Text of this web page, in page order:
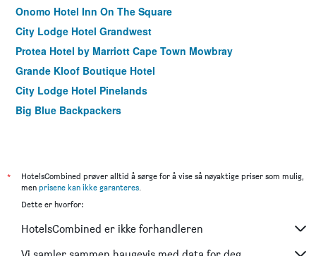
Onomo Hotel Inn On The Square
City Lodge Hotel Grandwest
Protea Hotel by Marriott Cape Town Mowbray
Grande Kloof Boutique Hotel
City Lodge Hotel Pinelands
Big Blue Backpackers
Bluebottle Guesthouse
Never at Home Green Point
Garden Court Nelson Mandela Boulevard
Neighbourgood Newlands
La Rose B&B
*
HotelsCombined prøver alltid å sørge for å vise så nøyaktige priser som mulig,
men prisene kan ikke garanteres.
Dette er hvorfor:
HotelsCombined er ikke forhandleren